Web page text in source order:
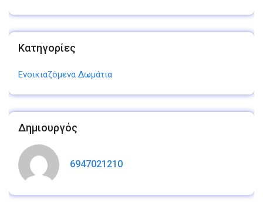
Κατηγορίες
Ενοικιαζόμενα Δωμάτια
Δημιουργός
6947021210